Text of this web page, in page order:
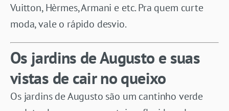
Vuitton, Hèrmes, Armani e etc. Pra quem curte
moda, vale o rápido desvio.
Os jardins de Augusto e suas
vistas de cair no queixo
Os jardins de Augusto são um cantinho verde